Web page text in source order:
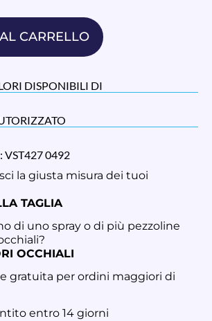
CARRELLO
DISPONIBILI DI
VST427 0492
la giusta misura dei tuoi
TAGLIA
di uno spray o di più pezzoline
OCCHIALI
gratuita per ordini maggiori di
entro 14 giorni